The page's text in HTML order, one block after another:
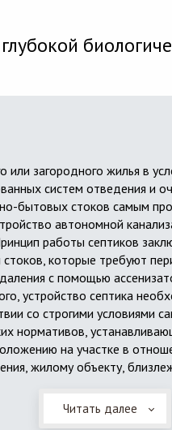
или загородного жилья в
систем отведения и
бытовых стоков самым
автономной
работы септиков
стоков, которые требуют
с помощью
устройство септика
со строгими условиями
нормативов,
на участке в
жилому объекту,
Читать далее